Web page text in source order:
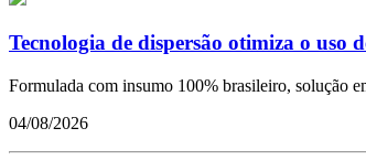
Tecnologia de dispersão otimiza o uso
Formulada com insumo 100% brasileiro, solução
04/08/2026